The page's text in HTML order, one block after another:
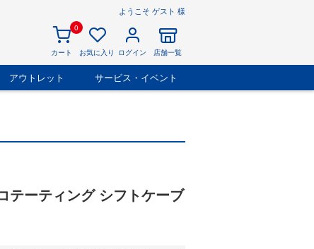
ようこそ ゲスト 様
0
カート お気に入り ログイン 店舗一覧
アウトレット サービス・イベント
テーティング シフトケーブ